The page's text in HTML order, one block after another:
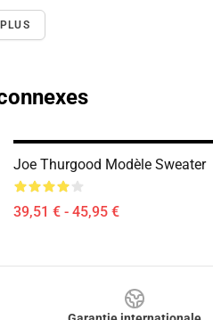
Joe Thurgood Modèle Sweater
39,51 € - 45,95 €